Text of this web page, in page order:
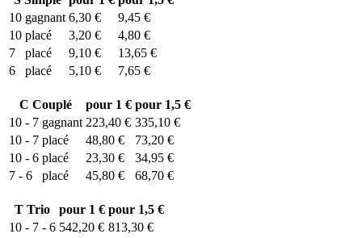
10 gagnant 6,30 €
9,45 €
10 placé 3,20 €
4,80 €
7
placé 9,10 €
13,65 €
6
placé 5,10 € 7,65 €
C Couplé pour 1 € pour 1,5 €
10 - 7 gagnant 223,40 € 335,10 €
10 - 7 placé 48,80 €
73,20 €
10 - 6 placé 23,30 €
34,95 €
7 - 6
placé 45,80 € 68,70 €
T Trio pour 1 € pour 1,5 €
10 - 7 - 6 542,20 € 813,30 €